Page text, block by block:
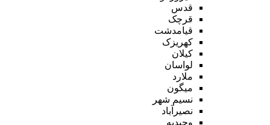
قدس
قرچک
قیامدشت
کهریزک
کیلان
لواسان
ملارد
میگون
نسیم شهر
نصیرآباد
وحیدیه